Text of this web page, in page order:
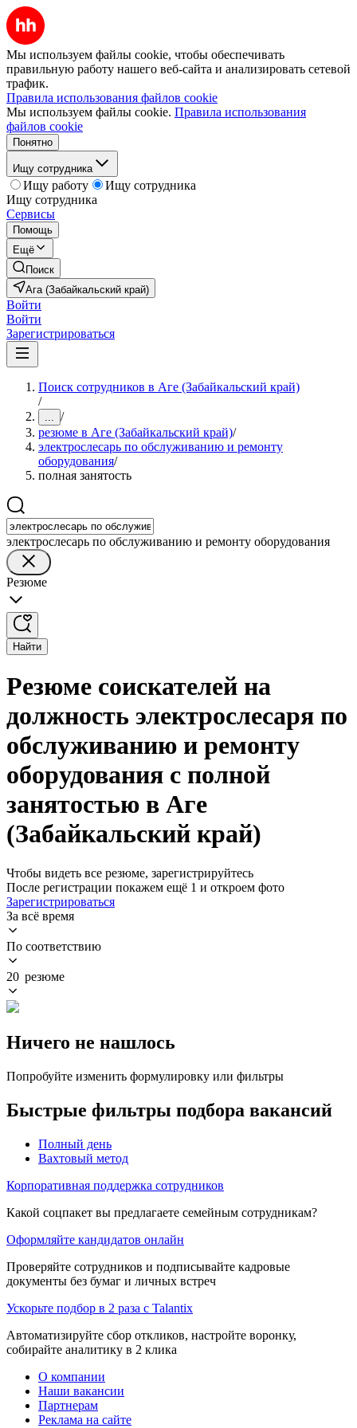
Мы используем файлы cookie, чтобы обеспечивать
правильную работу нашего веб-сайта и анализировать сетевой
трафик.
Правила использования файлов cookie
Мы используем файлы cookie. Правила использования
файлов cookie
Понятно
Ищу сотрудника
Ищу работу
Ищу сотрудника
Ищу сотрудника
Сервисы
Помощь
Ещё
Поиск
Ага (Забайкальский край)
Войти
Войти
Зарегистрироваться
Поиск сотрудников в Аге (Забайкальский край)
/
... /
резюме в Аге (Забайкальский край)/
электрослесарь по обслуживанию и ремонту
оборудования/
полная занятость
электрослесарь по обслуживанию и ремонту оборудования
Резюме
Найти
Резюме соискателей на
должность электрослесаря по
обслуживанию и ремонту
оборудования с полной
занятостью в Аге
(Забайкальский край)
Чтобы видеть все резюме, зарегистрируйтесь
После регистрации покажем ещё 1 и откроем фото
Зарегистрироваться
За всё время
По соответствию
20 резюме
Ничего не нашлось
Попробуйте изменить формулировку или фильтры
Быстрые фильтры подбора вакансий
Полный день
Вахтовый метод
Корпоративная поддержка сотрудников
Какой соцпакет вы предлагаете семейным сотрудникам?
Оформляйте кандидатов онлайн
Проверяйте сотрудников и подписывайте кадровые
документы без бумаг и личных встреч
Ускорьте подбор в 2 раза с Talantix
Автоматизируйте сбор откликов, настройте воронку,
собирайте аналитику в 2 клика
О компании
Наши вакансии
Партнерам
Реклама на сайте